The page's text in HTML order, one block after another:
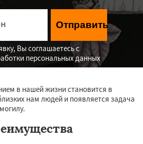
Отправить
Вы соглашаетесь с
персональных данных
в нашей жизни становится в
нам людей и появляется задача